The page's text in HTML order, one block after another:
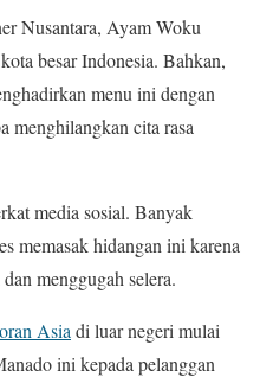
Nusantara, Ayam Woku
besar Indonesia. Bahkan,
menu ini dengan
menghilangkan cita rasa
media sosial. Banyak
memasak hidangan ini karena
menggugah selera.
Asia di luar negeri mulai
ini kepada pelanggan